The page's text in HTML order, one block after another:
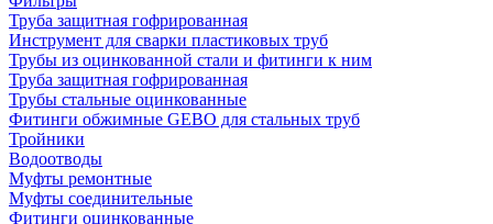
Труба защитная гофрированная
Инструмент для сварки пластиковых труб
Трубы из оцинкованной стали и фитинги к ним
Труба защитная гофрированная
Трубы стальные оцинкованные
Фитинги обжимные GEBO для стальных труб
Тройники
Водоотводы
Муфты ремонтные
Муфты соединительные
Фитинги оцинкованные